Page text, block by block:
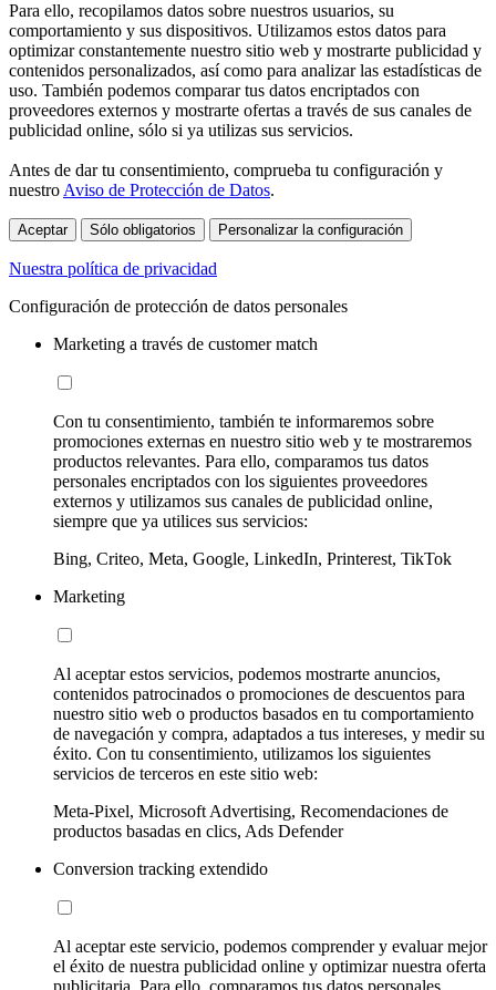
Para ello, recopilamos datos sobre nuestros usuarios, su
comportamiento y sus dispositivos. Utilizamos estos datos para
optimizar constantemente nuestro sitio web y mostrarte publicidad y
contenidos personalizados, así como para analizar las estadísticas de
uso. También podemos comparar tus datos encriptados con
proveedores externos y mostrarte ofertas a través de sus canales de
publicidad online, sólo si ya utilizas sus servicios.
Antes de dar tu consentimiento, comprueba tu configuración y
nuestro Aviso de Protección de Datos.
Aceptar Sólo obligatorios Personalizar la configuración
Nuestra política de privacidad
Configuración de protección de datos personales
Marketing a través de customer match
Con tu consentimiento, también te informaremos sobre
promociones externas en nuestro sitio web y te mostraremos
productos relevantes. Para ello, comparamos tus datos
personales encriptados con los siguientes proveedores
externos y utilizamos sus canales de publicidad online,
siempre que ya utilices sus servicios:
Bing, Criteo, Meta, Google, LinkedIn, Printerest, TikTok
Marketing
Al aceptar estos servicios, podemos mostrarte anuncios,
contenidos patrocinados o promociones de descuentos para
nuestro sitio web o productos basados en tu comportamiento
de navegación y compra, adaptados a tus intereses, y medir su
éxito. Con tu consentimiento, utilizamos los siguientes
servicios de terceros en este sitio web:
Meta-Pixel, Microsoft Advertising, Recomendaciones de
productos basadas en clics, Ads Defender
Conversion tracking extendido
Al aceptar este servicio, podemos comprender y evaluar mejor
el éxito de nuestra publicidad online y optimizar nuestra oferta